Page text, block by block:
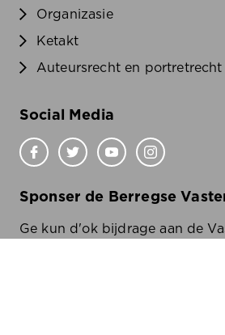
Organizasie
Ketakt
Auteursrecht en portretrecht
Social Media
Sponser de Berregse
Ge kun d'ok bijdrage aan de